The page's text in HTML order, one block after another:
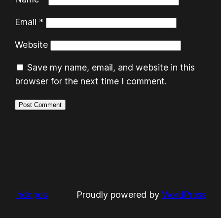
Email *
Website
Save my name, email, and website in this
browser for the next time I comment.
indopos Proudly powered by WordPress